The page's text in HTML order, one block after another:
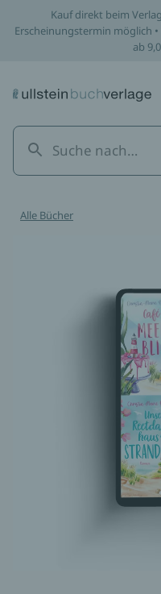
Kauf direkt beim
Erscheinungstermin möglich
ab
Alle Bücher